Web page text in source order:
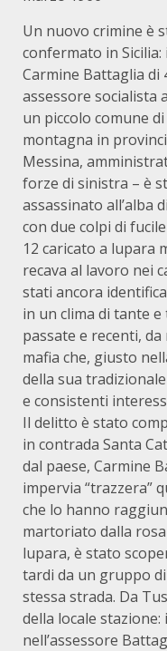
Un nuovo crimine è
confermato in Sicilia:
Carmine Battaglia di
assessore socialista
un piccolo comune di
montagna in
Messina,
forze di sinistra – è
assassinato all’alba
con due colpi di
12 caricato a lupara
recava al lavoro nei
stati ancora
in un clima di tante
passate e recenti,
mafia che, giusto
della sua
e consistenti
Il delitto è stato
in contrada Santa
dal paese, Carmine
impervia “trazzera”
che lo hanno
martoriato dalla
lupara, è stato
tardi da un gruppo
stessa strada. Da
della locale stazione:
nell’assessore